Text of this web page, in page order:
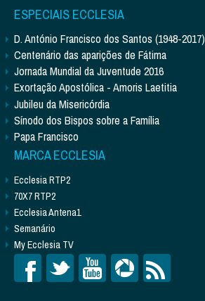
ESPECIAIS ECCLESIA
D. António Francisco dos Santos (1948-2017)
Centenário das aparições de Fátima
Jornada Mundial da Juventude 2016
Exortação Apostólica - Amoris Laetitia
Jubileu da Misericórdia
Sínodo dos Bispos sobre a Família
Papa Francisco
MARCA ECCLESIA
Ecclesia RTP2
70X7 RTP2
Ecclesia Antena1
Semanário
My Ecclesia TV